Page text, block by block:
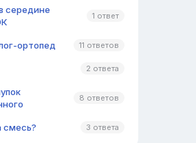
середине
1 ответ
ортопед 11 ответов
2 ответа
8 ответов
смесь? 3 ответа